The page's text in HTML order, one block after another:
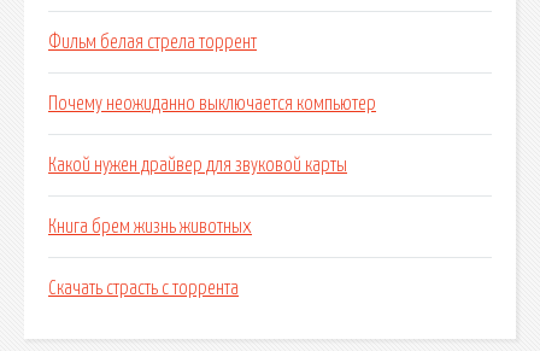
Фильм белая стрела торрент
Почему неожиданно выключается компьютер
Какой нужен драйвер для звуковой карты
Книга брем жизнь животных
Скачать страсть с торрента